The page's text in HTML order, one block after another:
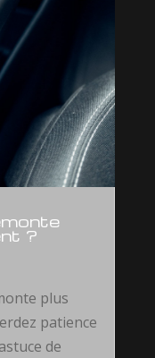
?
plus
patience
de